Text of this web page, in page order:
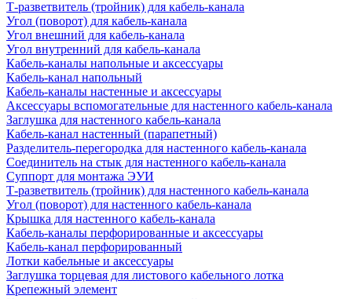
Т-разветвитель (тройник) для кабель-канала
Угол (поворот) для кабель-канала
Угол внешний для кабель-канала
Угол внутренний для кабель-канала
Кабель-каналы напольные и аксессуары
Кабель-канал напольный
Кабель-каналы настенные и аксессуары
Аксессуары вспомогательные для настенного кабель-канала
Заглушка для настенного кабель-канала
Кабель-канал настенный (парапетный)
Разделитель-перегородка для настенного кабель-канала
Соединитель на стык для настенного кабель-канала
Суппорт для монтажа ЭУИ
Т-разветвитель (тройник) для настенного кабель-канала
Угол (поворот) для настенного кабель-канала
Крышка для настенного кабель-канала
Кабель-каналы перфорированные и аксессуары
Кабель-канал перфорированный
Лотки кабельные и аксессуары
Заглушка торцевая для листового кабельного лотка
Крепежный элемент